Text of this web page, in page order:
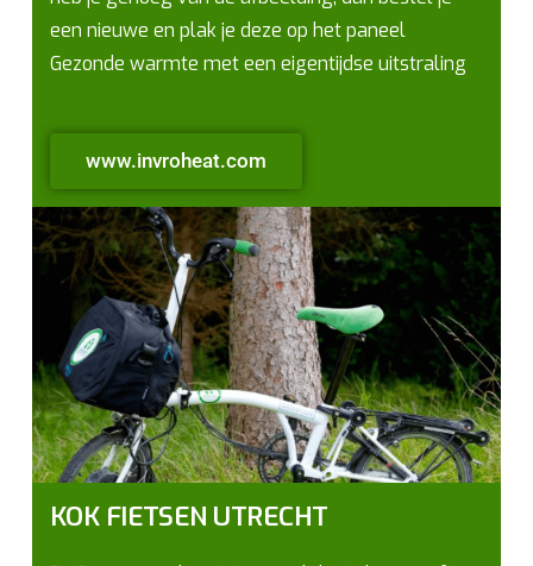
een nieuwe en plak je deze op het paneel
Gezonde warmte met een eigentijdse uitstraling
www.invroheat.com
KOK FIETSEN UTRECHT